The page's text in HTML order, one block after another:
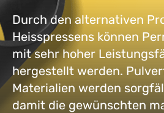
Durch den alternativen
Heisspressens können
mit sehr hoher
hergestellt werden.
Materialien werden
damit die gewünschten